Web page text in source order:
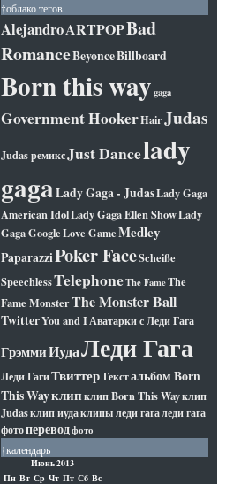
†облако тегов
AlejandroARTPOPBad
RomanceBeyonceBillboard
Born this waygaga
Government HookerHairJudas
Judas ремиксJust Dancelady
gagaLady Gaga - JudasLady Gaga
American IdolLady Gaga Ellen ShowLady
Gaga GoogleLove GameMedley
PaparazziPoker FaceScheiße
SpeechlessTelephoneThe FameThe
Fame MonsterThe Monster Ball
TwitterYou and IАватарки с Леди Гага
ГрэммиИудаЛеди Гага
Леди ГагиТвиттерТекстальбом Born
This Wayклипклип Born This Wayклип
Judasклип иудаклипы леди гагаледи гага
фотопереводфото
†календарь
Июнь 2013
Пн Вт Ср Чт Пт Сб Вс